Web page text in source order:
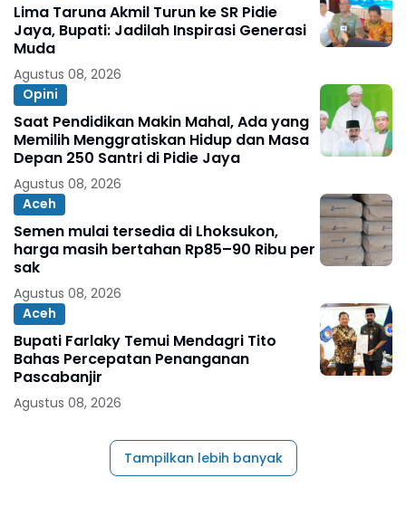
Lima Taruna Akmil Turun ke SR Pidie
Jaya, Bupati: Jadilah Inspirasi Generasi
Muda
Agustus 08, 2026
Opini
Saat Pendidikan Makin Mahal, Ada yang
Memilih Menggratiskan Hidup dan Masa
Depan 250 Santri di Pidie Jaya
Agustus 08, 2026
Aceh
Semen mulai tersedia di Lhoksukon,
harga masih bertahan Rp85–90 Ribu per
sak
Agustus 08, 2026
Aceh
Bupati Farlaky Temui Mendagri Tito
Bahas Percepatan Penanganan
Pascabanjir
Agustus 08, 2026
Tampilkan lebih banyak